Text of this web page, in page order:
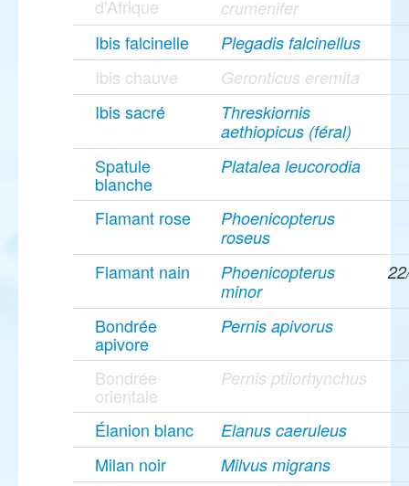
d'Afrique
crumenifer
Ibis falcinelle Plegadis falcinellus
Ibis chauve Geronticus eremita
Ibis sacré
Threskiornis
aethiopicus (féral)
Spatule
blanche
Platalea leucorodia
Flamant rose
Phoenicopterus
roseus
Flamant nain
Phoenicopterus
minor
Bondrée
apivore
Pernis apivorus
Bondrée
orientale
Pernis ptilorhynchus
Élanion blanc Elanus caeruleus
Milan noir Milvus migrans